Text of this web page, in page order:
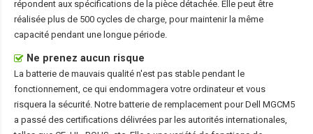
répondent aux spécifications de la pièce détachée. Elle peut être
réalisée plus de 500 cycles de charge, pour maintenir la même
capacité pendant une longue période.
Ne prenez aucun risque
La batterie de mauvais qualité n'est pas stable pendant le
fonctionnement, ce qui endommagera votre ordinateur et vous
risquera la sécurité. Notre batterie de remplacement pour Dell MGCM5
a passé des certifications délivrées par les autorités internationales,